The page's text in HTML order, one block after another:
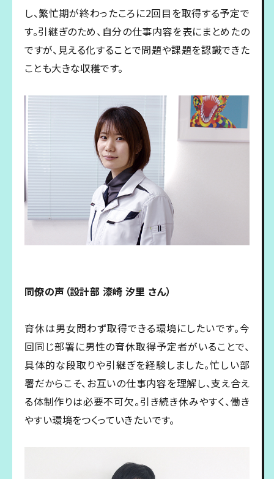
し、繁忙期が終わったころに2回目を取得する予定で
す。引継ぎのため、自分の仕事内容を表にまとめたの
ですが、見える化することで問題や課題を認識できた
ことも大きな収穫です。
同僚の声（設計部 漆崎 汐里 さん）
育休は男女問わず取得できる環境にしたいです。今
回同じ部署に男性の育休取得予定者がいることで、
具体的な段取りや引継ぎを経験しました。忙しい部
署だからこそ、お互いの仕事内容を理解し、支え合え
る体制作りは必要不可欠。引き続き休みやすく、働き
やすい環境をつくっていきたいです。